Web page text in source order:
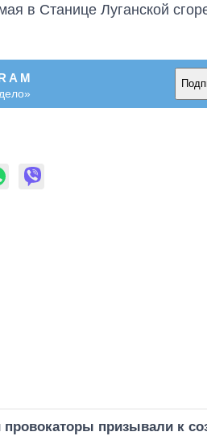
в Станице Луганской
провокаторы призывали к